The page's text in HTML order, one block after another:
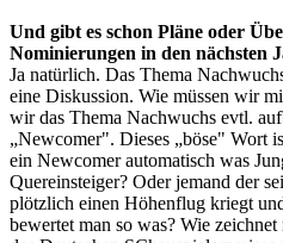
Und gibt es schon Pläne oder
Nominierungen in den nächsten
Ja natürlich. Das Thema
eine Diskussion. Wie müssen wir
wir das Thema Nachwuchs evtl.
„Newcomer". Dieses „böse" Wort
ein Newcomer automatisch was
Quereinsteiger? Oder jemand der
plötzlich einen Höhenflug kriegt
bewertet man so was? Wie